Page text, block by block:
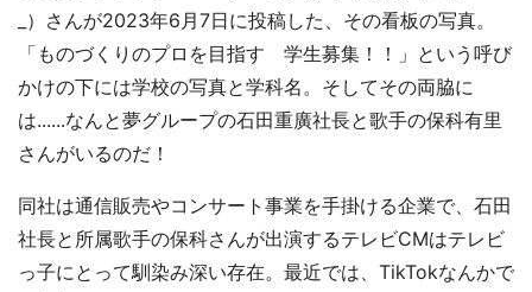
_）さんが2023年6月7日に投稿した、その看板の写真。
「ものづくりのプロを目指す 学生募集！！」という呼び
かけの下には学校の写真と学科名。そしてその両脇に
は......なんと夢グループの石田重廣社長と歌手の保科有里
さんがいるのだ！
同社は通信販売やコンサート事業を手掛ける企業で、石田
社長と所属歌手の保科さんが出演するテレビCMはテレビ
っ子にとって馴染み深い存在。最近では、TikTokなんかで